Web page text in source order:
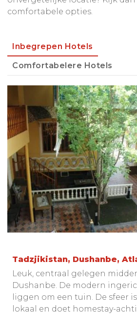
comfortabele opties.
Inbegrepen Hotels
Comfortabelere Hotels
Tadzjikistan, Dushanbe,
Leuk, centraal gelegen
Dushanbe. De modern
liggen om een tuin. De sfeer
lokaal en doet homestay-